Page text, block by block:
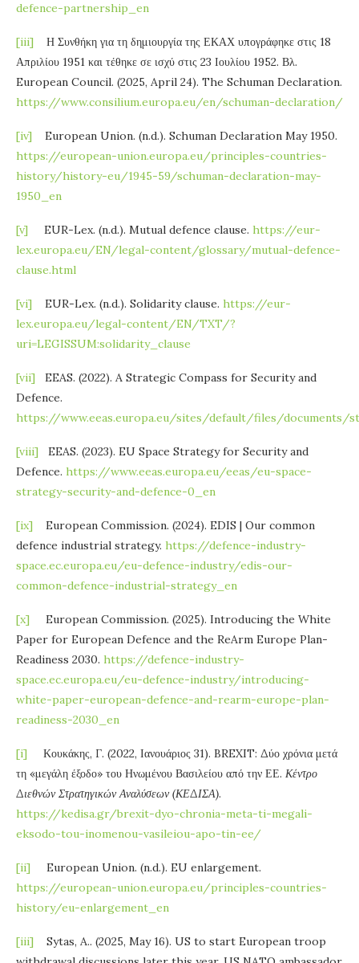
defence-partnership_en
[iii] Η Συνθήκη για τη δημιουργία της ΕΚΑΧ υπογράφηκε στις 18
Απριλίου 1951 και τέθηκε σε ισχύ στις 23 Ιουλίου 1952. Βλ.
European Council. (2025, April 24). The Schuman Declaration.
https://www.consilium.europa.eu/en/schuman-declaration/
[iv] European Union. (n.d.). Schuman Declaration May 1950.
https://european-union.europa.eu/principles-countries-
history/history-eu/1945-59/schuman-declaration-may-
1950_en
[v] EUR-Lex. (n.d.). Mutual defence clause. https://eur-
lex.europa.eu/EN/legal-content/glossary/mutual-defence-
clause.html
[vi] EUR-Lex. (n.d.). Solidarity clause. https://eur-
lex.europa.eu/legal-content/EN/TXT/?
uri=LEGISSUM:solidarity_clause
[vii] EEAS. (2022). A Strategic Compass for Security and
Defence.
https://www.eeas.europa.eu/sites/default/files/documents/
[viii] EEAS. (2023). EU Space Strategy for Security and
Defence. https://www.eeas.europa.eu/eeas/eu-space-
strategy-security-and-defence-0_en
[ix] European Commission. (2024). EDIS | Our common
defence industrial strategy. https://defence-industry-
space.ec.europa.eu/eu-defence-industry/edis-our-
common-defence-industrial-strategy_en
[x] European Commission. (2025). Introducing the White
Paper for European Defence and the ReArm Europe Plan-
Readiness 2030. https://defence-industry-
space.ec.europa.eu/eu-defence-industry/introducing-
white-paper-european-defence-and-rearm-europe-plan-
readiness-2030_en
[i] Κουκάκης, Γ. (2022, Ιανουάριος 31). BREXIT: Δύο χρόνια μετά
τη «μεγάλη έξοδο» του Ηνωμένου Βασιλείου από την ΕΕ. Κέντρο
Διεθνών Στρατηγικών Αναλύσεων (ΚΕΔΙΣΑ).
https://kedisa.gr/brexit-dyo-chronia-meta-ti-megali-
eksodo-tou-inomenou-vasileiou-apo-tin-ee/
[ii] European Union. (n.d.). EU enlargement.
https://european-union.europa.eu/principles-countries-
history/eu-enlargement_en
[iii] Sytas, A.. (2025, May 16). US to start European troop